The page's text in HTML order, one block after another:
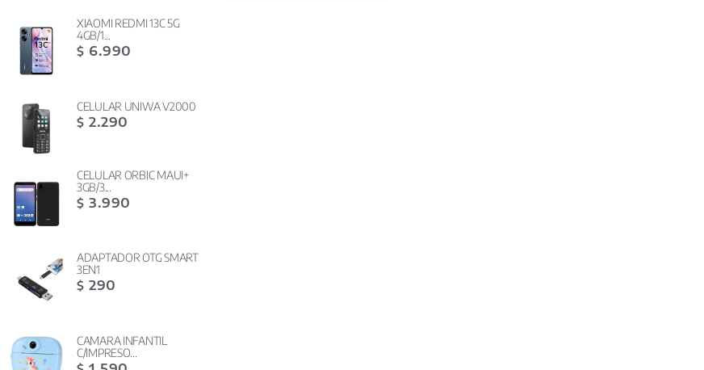
XIAOMI REDMI 13C 5G
4GB/1...
$ 6.990
CELULAR UNIWA V2000
$ 2.290
CELULAR ORBIC MAUI+
3GB/3...
$ 3.990
ADAPTADOR OTG SMART
3EN1
$ 290
CAMARA INFANTIL
C/IMPRESO...